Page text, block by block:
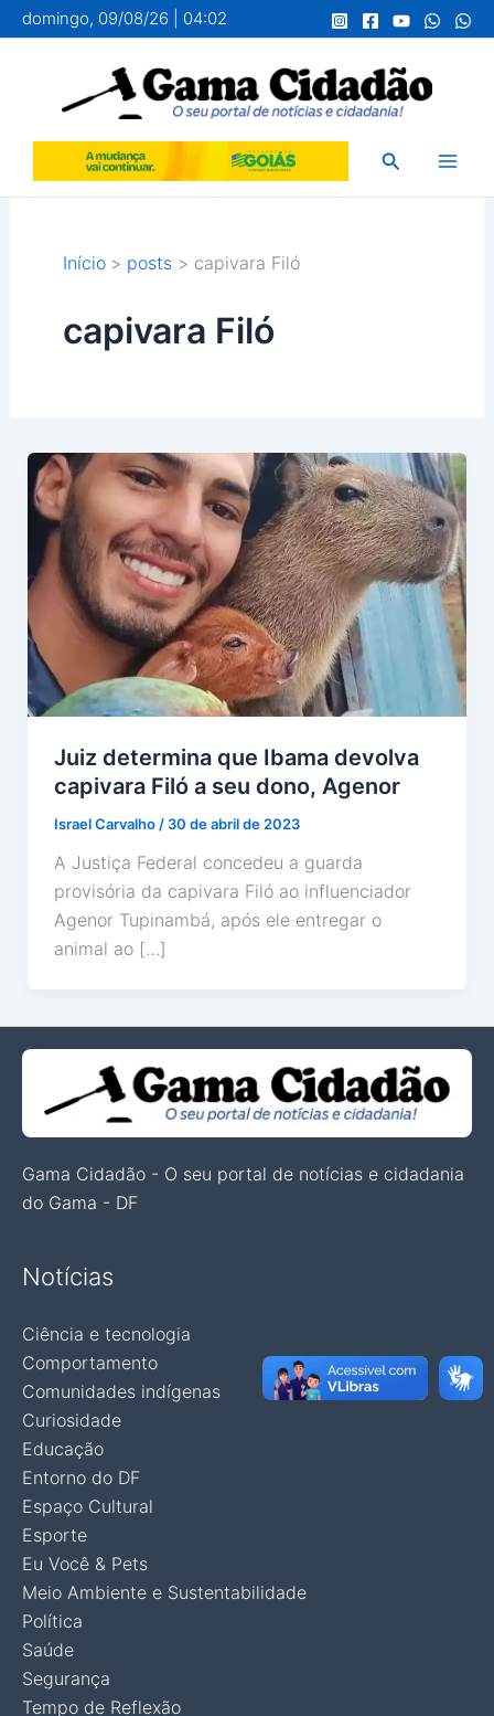
para
conteúdo
domingo, 09/08/26 | 04:02
Pesquisar
Início posts capivara Filó
capivara Filó
Juiz determina que Ibama devolva
capivara Filó a seu dono, Agenor
Israel Carvalho/ 30 de abril de 2023
A Justiça Federal concedeu a guarda
provisória da capivara Filó ao influenciador
Agenor Tupinambá, após ele entregar o
animal ao […]
Gama Cidadão - O seu portal de notícias e cidadania
do Gama - DF
Notícias
Ciência e tecnologia
Comportamento
Comunidades indígenas
Curiosidade
Educação
Entorno do DF
Espaço Cultural
Esporte
Eu Você & Pets
Meio Ambiente e Sustentabilidade
Política
Saúde
Segurança
Tempo de Reflexão